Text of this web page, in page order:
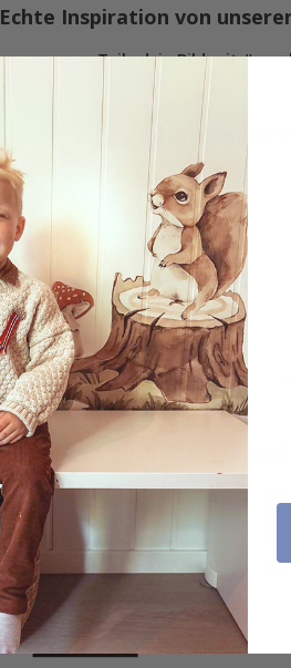
Echte Inspiration von
Teile dein Bild mit
Ähnliche
Cosmopolitan Cocktail
Special
Price
11,00 CHF
Zusammen